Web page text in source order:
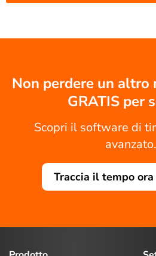
Non perdere un altro
GRATIS per
Scopri il software di
Traccia il tempo ora